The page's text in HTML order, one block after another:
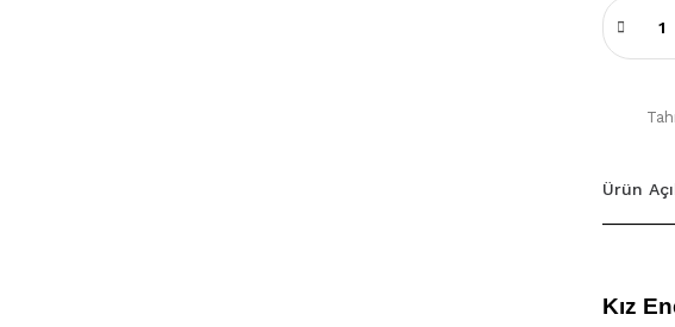
Ürün
Kız